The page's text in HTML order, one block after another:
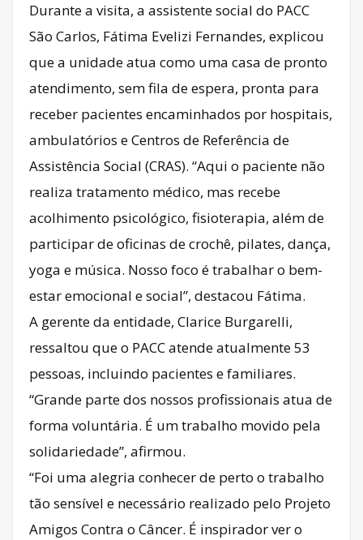
Durante a visita, a assistente social do PACC
São Carlos, Fátima Evelizi Fernandes, explicou
que a unidade atua como uma casa de pronto
atendimento, sem fila de espera, pronta para
receber pacientes encaminhados por hospitais,
ambulatórios e Centros de Referência de
Assistência Social (CRAS). “Aqui o paciente não
realiza tratamento médico, mas recebe
acolhimento psicológico, fisioterapia, além de
participar de oficinas de crochê, pilates, dança,
yoga e música. Nosso foco é trabalhar o bem-
estar emocional e social”, destacou Fátima.
A gerente da entidade, Clarice Burgarelli,
ressaltou que o PACC atende atualmente 53
pessoas, incluindo pacientes e familiares.
“Grande parte dos nossos profissionais atua de
forma voluntária. É um trabalho movido pela
solidariedade”, afirmou.
“Foi uma alegria conhecer de perto o trabalho
tão sensível e necessário realizado pelo Projeto
Amigos Contra o Câncer. É inspirador ver o